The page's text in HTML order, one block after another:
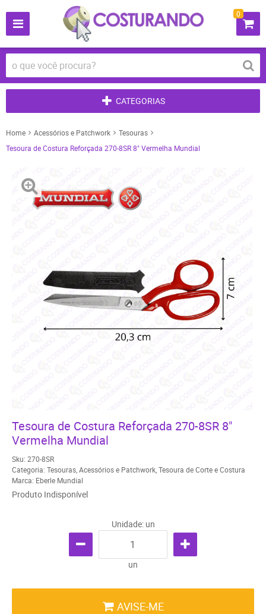
0
CATEGORIAS
Home Acessórios e Patchwork
Tesouras
Tesoura de Costura Reforçada 270-8SR 8" Vermelha Mundial
Tesoura de Costura Reforçada 270-8SR 8"
Vermelha Mundial
Sku: 270-8SR
Categoria: Tesouras Acessórios e Patchwork Tesoura de Corte e Costura
Marca: Eberle Mundial
Produto Indisponível
Unidade: un
un
AVISE-ME